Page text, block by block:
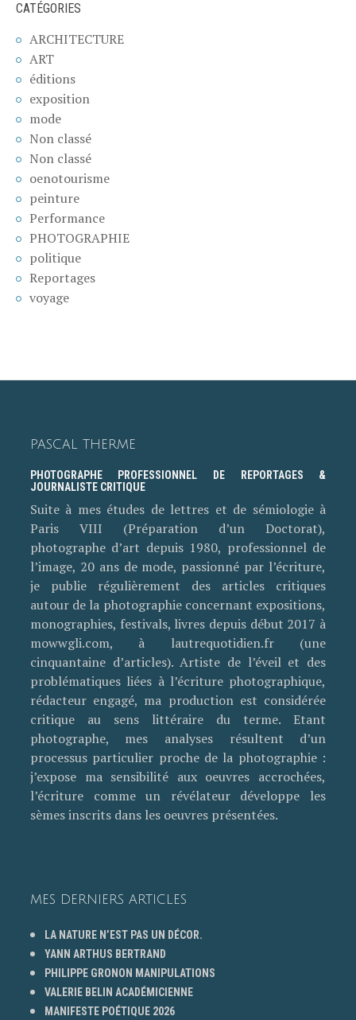
CATÉGORIES
ARCHITECTURE
ART
éditions
exposition
mode
Non classé
Non classé
oenotourisme
peinture
Performance
PHOTOGRAPHIE
politique
Reportages
voyage
PASCAL THERME
PHOTOGRAPHE PROFESSIONNEL DE REPORTAGES &
JOURNALISTE CRITIQUE
Suite à mes études de lettres et de sémiologie à
Paris VIII (Préparation d’un Doctorat),
photographe d’art depuis 1980, professionnel de
l’image, 20 ans de mode, passionné par l’écriture,
je publie régulièrement des articles critiques
autour de la photographie concernant expositions,
monographies, festivals, livres depuis début 2017 à
mowwgli.com, à lautrequotidien.fr (une
cinquantaine d’articles). Artiste de l’éveil et des
problématiques liées à l’écriture photographique,
rédacteur engagé, ma production est considérée
critique au sens littéraire du terme. Etant
photographe, mes analyses résultent d’un
processus particulier proche de la photographie :
j’expose ma sensibilité aux oeuvres accrochées,
l’écriture comme un révélateur développe les
sèmes inscrits dans les oeuvres présentées.
MES DERNIERS ARTICLES
LA NATURE N’EST PAS UN DÉCOR.
YANN ARTHUS BERTRAND
PHILIPPE GRONON MANIPULATIONS
VALERIE BELIN ACADÉMICIENNE
MANIFESTE POÉTIQUE 2026